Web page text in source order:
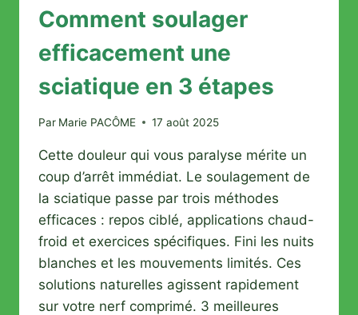
Comment soulager
efficacement une
sciatique en 3 étapes
Par Marie PACÔME 17 août 2025
Cette douleur qui vous paralyse mérite un
coup d’arrêt immédiat. Le soulagement de
la sciatique passe par trois méthodes
efficaces : repos ciblé, applications chaud-
froid et exercices spécifiques. Fini les nuits
blanches et les mouvements limités. Ces
solutions naturelles agissent rapidement
sur votre nerf comprimé. 3 meilleures